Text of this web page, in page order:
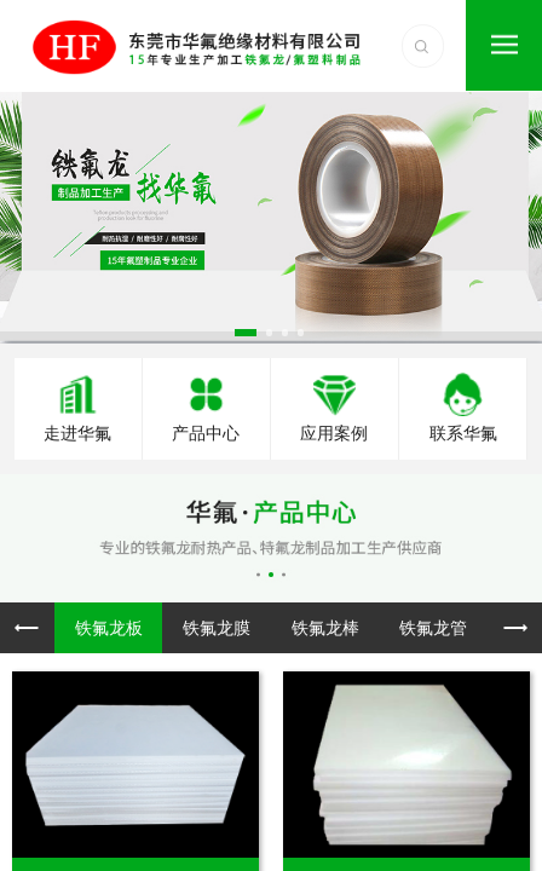
走进华氟 产品中心 应用案例 联系华氟
铁氟龙板 铁氟龙膜 铁氟龙棒 铁氟龙管 透